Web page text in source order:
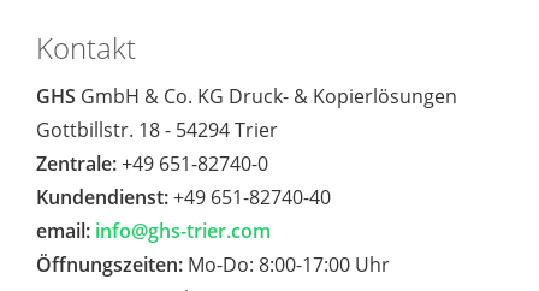
Kontakt
GHS GmbH & Co. KG Druck- & Kopierlösungen
Gottbillstr. 18 - 54294 Trier
Zentrale:+49 651-82740-0
Kundendienst:+49 651-82740-40
email: info@ghs-trier.com
Öffnungszeiten: Mo-Do: 8:00-17:00 Uhr